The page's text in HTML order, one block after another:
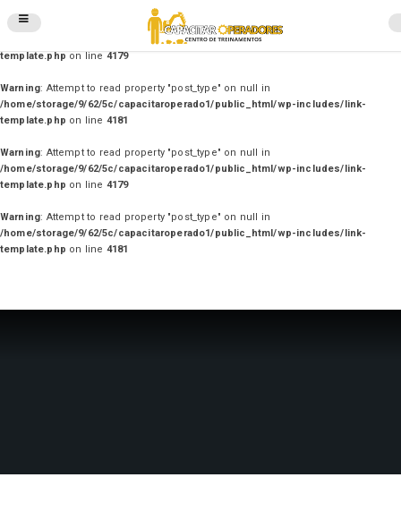
Warning
: Attempt to read property "post_type" on null in
/home/storage/9/62/5c/capacitaroperado1/public_html/wp-includes/link-
template.phpon line4179
Warning: Attempt to read property "post_type" on null in
/home/storage/9/62/5c/capacitaroperado1/public_html/wp-includes/link-
template.php on line 4181
Warning: Attempt to read property "post_type" on null in
/home/storage/9/62/5c/capacitaroperado1/public_html/wp-includes/link-
template.php on line 4179
Warning: Attempt to read property "post_type" on null in
/home/storage/9/62/5c/capacitaroperado1/public_html/wp-includes/link-
template.php on line 4181